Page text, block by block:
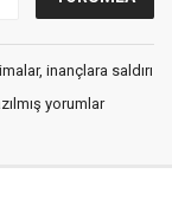
inançlara saldırı
yorumlar